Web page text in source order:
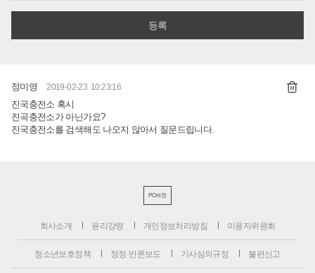
정미영 2019-02-23 10:23:16
진국충전소 혹시
진곡충전소가 아닌가요?
진국충전소를 검색해도 나오지 않아서 질문드립니다.
PC버전
회사소개 윤리강령 개인정보처리방침 이용자위원회
청소년보호정책 정정·반론보도 기사심의규정 불편신고